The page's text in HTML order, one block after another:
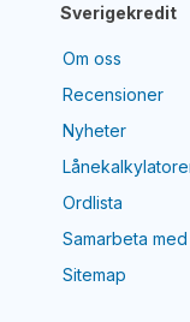
Sverigekredit
Om oss
Recensioner
Nyheter
Ordlista
Samarbeta
Sitemap